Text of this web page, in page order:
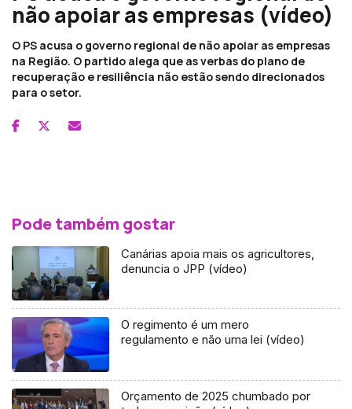
não apoiar as empresas (vídeo)
O PS acusa o governo regional de não apoiar as empresas
na Região. O partido alega que as verbas do plano de
recuperação e resiliência não estão sendo direcionados
para o setor.
Pode também gostar
Canárias apoia mais os agricultores,
denuncia o JPP (vídeo)
O regimento é um mero
regulamento e não uma lei (vídeo)
Orçamento de 2025 chumbado por